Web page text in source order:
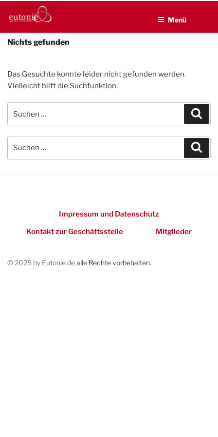
Inhalt
EUTONIE.DE
Lebensbalance durch körperliche Selbsterfahrung
Menü
Nichts gefunden
Das Gesuchte konnte leider nicht gefunden werden.
Vielleicht hilft die Suchfunktion.
nach:
nach:
Impressum und Datenschutz
Kontakt zur Geschäftsstelle
Mitglieder
© 2025 by Eutonie.dealle Rechte vorbehalten.